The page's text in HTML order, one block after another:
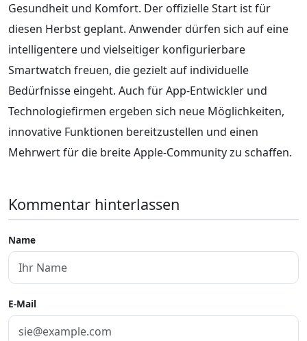
Gesundheit und Komfort. Der offizielle Start ist für
diesen Herbst geplant. Anwender dürfen sich auf eine
intelligentere und vielseitiger konfigurierbare
Smartwatch freuen, die gezielt auf individuelle
Bedürfnisse eingeht. Auch für App-Entwickler und
Technologiefirmen ergeben sich neue Möglichkeiten,
innovative Funktionen bereitzustellen und einen
Mehrwert für die breite Apple-Community zu schaffen.
Kommentar hinterlassen
Name
E-Mail